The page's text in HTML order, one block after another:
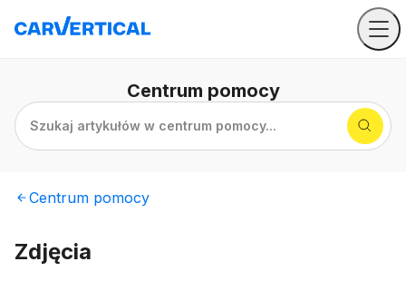
Centrum pomocy
Szukaj artykułów w centrum pomocy...
Centrum pomocy
Zdjęcia